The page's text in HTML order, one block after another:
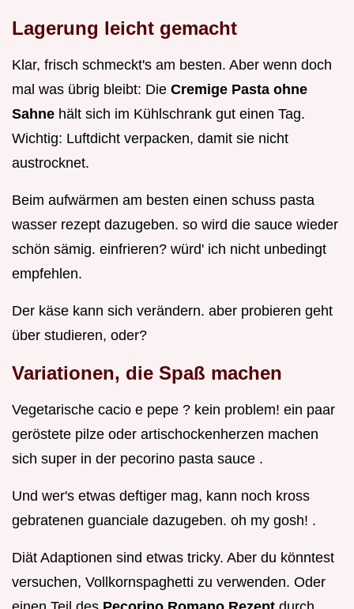
Lagerung leicht gemacht
Klar, frisch schmeckt's am besten. Aber wenn doch
mal was übrig bleibt: Die Cremige Pasta ohne
Sahne hält sich im Kühlschrank gut einen Tag.
Wichtig: Luftdicht verpacken, damit sie nicht
austrocknet.
Beim aufwärmen am besten einen schuss pasta
wasser rezept dazugeben. so wird die sauce wieder
schön sämig. einfrieren? würd' ich nicht unbedingt
empfehlen.
Der käse kann sich verändern. aber probieren geht
über studieren, oder?
Variationen, die Spaß machen
Vegetarische cacio e pepe ? kein problem! ein paar
geröstete pilze oder artischockenherzen machen
sich super in der pecorino pasta sauce .
Und wer's etwas deftiger mag, kann noch kross
gebratenen guanciale dazugeben. oh my gosh! .
Diät Adaptionen sind etwas tricky. Aber du könntest
versuchen, Vollkornspaghetti zu verwenden. Oder